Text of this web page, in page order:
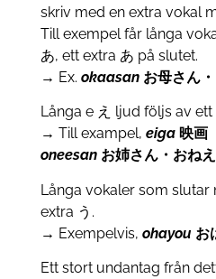
skriv med en extra vokal
Till exempel får långa
あ, ett extra あ på slutet.
→ Ex. okaasan お母さん
Långa e え ljud följs av ett
→ Till exampel, eiga映画
oneesan お姉さん・おね
Långa vokaler som slutar
extra う.
→ Exempelvis, ohayou お
Ett stort undantag från